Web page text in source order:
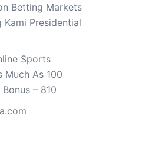
Betting Markets
Kami Presidential
Sports
Much As 100
– 810